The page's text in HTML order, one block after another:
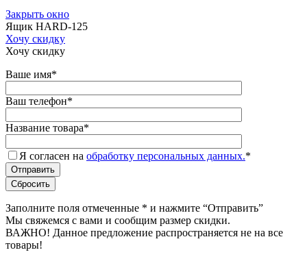
Закрыть окно
Ящик HARD-125
Хочу скидку
Хочу скидку
Ваше имя*
Ваш телефон*
Название товара*
Я согласен на обработку персональных данных.*
Заполните поля отмеченные * и нажмите “Отправить”
Мы свяжемся с вами и сообщим размер скидки.
ВАЖНО! Данное предложение распространяется не на все
товары!